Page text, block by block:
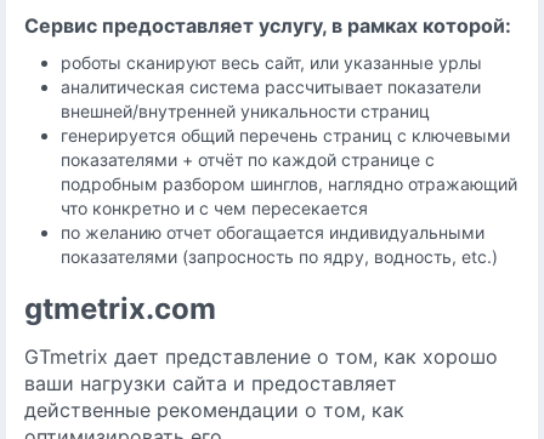
Сервис предоставляет услугу, в рамках которой:
роботы сканируют весь сайт, или указанные урлы
аналитическая система рассчитывает показатели
внешней/внутренней уникальности страниц
генерируется общий перечень страниц с ключевыми
показателями + отчёт по каждой странице с
подробным разбором шинглов, наглядно отражающий
что конкретно и с чем пересекается
по желанию отчет обогащается индивидуальными
показателями (запросность по ядру, водность, etc.)
gtmetrix.com
GTmetrix дает представление о том, как хорошо
ваши нагрузки сайта и предоставляет
действенные рекомендации о том, как